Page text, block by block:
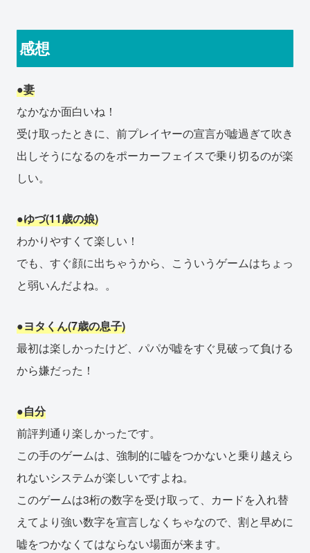
感想
●妻
なかなか面白いね！
受け取ったときに、前プレイヤーの宣言が嘘過ぎて吹き
出しそうになるのをポーカーフェイスで乗り切るのが楽
しい。
●ゆづ(11歳の娘)
わかりやすくて楽しい！
でも、すぐ顔に出ちゃうから、こういうゲームはちょっ
と弱いんだよね。。
●ヨタくん(7歳の息子)
最初は楽しかったけど、パパが嘘をすぐ見破って負ける
から嫌だった！
●自分
前評判通り楽しかったです。
この手のゲームは、強制的に嘘をつかないと乗り越えら
れないシステムが楽しいですよね。
このゲームは3桁の数字を受け取って、カードを入れ替
えてより強い数字を宣言しなくちゃなので、割と早めに
嘘をつかなくてはならない場面が来ます。